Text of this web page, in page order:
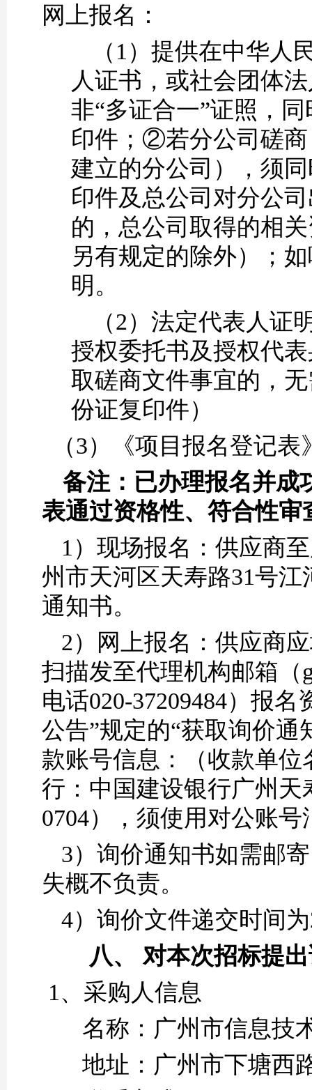
网上报名：
（ 1）提供在中华人
人证书，或社会团体
非“多证合一”证照，
印件；②若分公司磋商
建立的分公司），须
印件及总公司对分公
的，总公司取得的相
另有规定的除外）；
明。
（2）法定代表人证
授权委托书及授权代
取磋商文件事宜的，
份证复印件）
（3）《项目报名登记
备注：已办理报名并成
表通过资格性、符合性审
1）现场报名：供应商
州市天河区天寿路31号
通知书。
2）网上报名：供应商
扫描发至代理机构邮箱（
电话020-37209484）报
公告”规定的“获取询价
款账号信息：（收款单位
行：中国建设银行广州天
0704），须使用对公账
3）询价通知书如需邮
失概不负责。
4）询价文件递交时间
八、 对本次招标提
1、采购人信息
名称：广州市信息技
地址：广州市下塘西